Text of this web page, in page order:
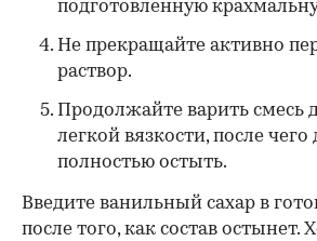
подготовленную
Не прекращайте активно
раствор.
Продолжайте варить смесь
легкой вязкости, после чего
полностью остыть.
Введите ванильный сахар в
после того, как состав остынет.